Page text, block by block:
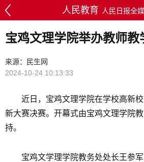
人民教育 人民日报全
宝鸡文理学院举办教师教
来源：民生网
2024-10-24 10:13:33
近日，宝鸡文理学院在学校高新
新大赛决赛。开幕式由宝鸡文理学院
持。
宝鸡文学理学院教务处处长王参